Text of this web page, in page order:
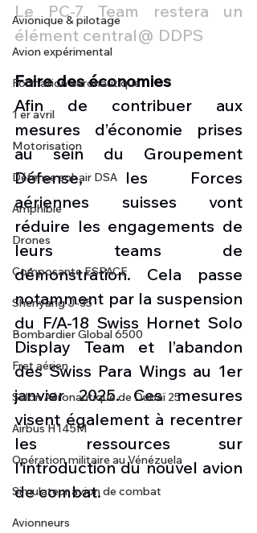
Avionique & pilotage
Avion expérimental
Formation aéronautique
1 er avril
Motorisation
Défense sol-air DSA
Amphibie
Drones
Composante ESPACE
Shenyang J-35
Bombardier Global 6500
Fret aérien
Salon Aéronautique de Dubaï 25
Airbus H145M
Opération militaire au Vénézuela
Simulateur avion de combat
Avionneurs
Le PC-7 Team restera un
élément central@ DDPS
Faire des économies
Afin de contribuer aux
mesures d’économie prises
au sein du Groupement
Défense, les Forces
aériennes suisses vont
réduire les engagements de
leurs teams de
démonstration. Cela passe
notamment par la suspension
du F/A-18 Swiss Hornet Solo
Display Team et l’abandon
des Swiss Para Wings au 1er
janvier 2025. Ces mesures
visent également à recentrer
les ressources sur
l’introduction du nouvel avion
de combat.